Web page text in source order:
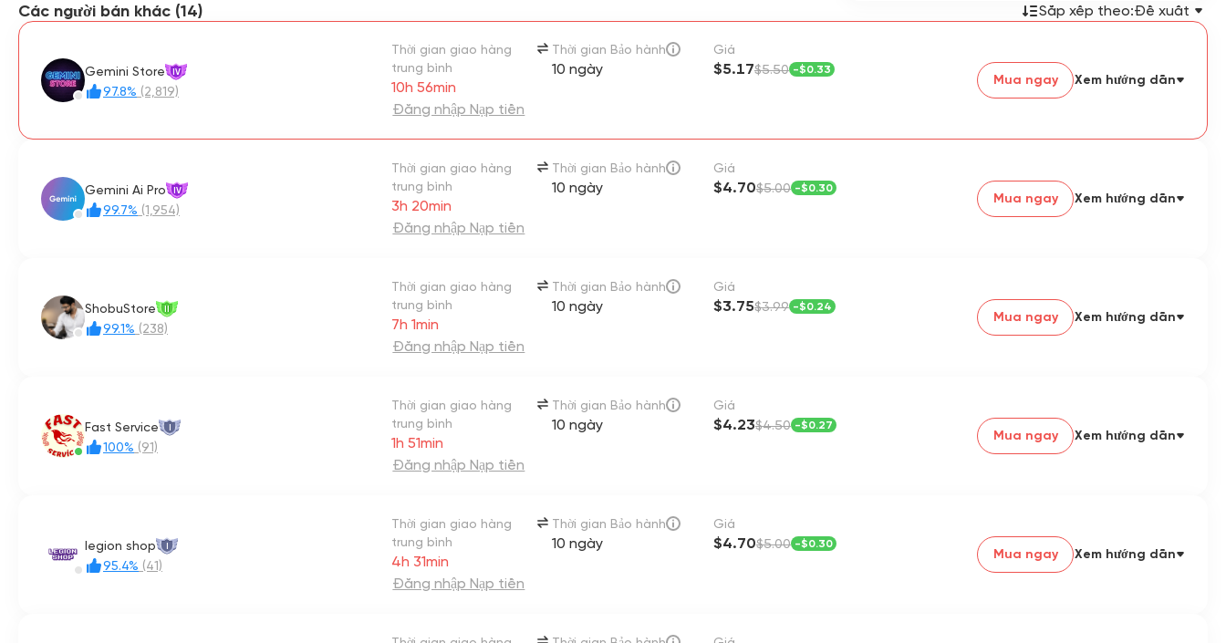
email, mật khẩu và 2FA.
✅ Tính năng Antigravity có thể có ở một số
✅ Có 1000 tín dụng mỗi tháng (Flow/Whisk)
✅ 2TB lưu trữ (Google Drive, Google Photos,
💎 Nếu bạn hài lòng, vui lòng đánh giá tốt
cho tôi. Cảm ơn!
API/IDE để tạo phần mềm độc hại, spam hoặc
vi phạm điều khoản dịch vụ của Google (lạm
Các người bán khác (14) Sắp xếp theo:Đề xuất
Gemini Store IV
97.8% (2,819)
Thời gian giao hàng
trung bình
10h 56min
Đăng nhập Nạp tiền
Thời gian Bảo hành
10 ngày
Giá
$5.17$5.50 -$0.33
Mua ngay Xem hướng dẫn
Gemini Ai Pro IV
99.7% (1,954)
Thời gian giao hàng
trung bình
3h 20min
Đăng nhập Nạp tiền
Thời gian Bảo hành
10 ngày
Giá
$4.70$5.00 -$0.30
Mua ngay Xem hướng dẫn
ShobuStore II
99.1% (238)
Thời gian giao hàng
trung bình
7h 1min
Đăng nhập Nạp tiền
Thời gian Bảo hành
10 ngày
Giá
$3.75$3.99 -$0.24
Mua ngay Xem hướng dẫn
Fast Service I
100% (91)
Thời gian giao hàng
trung bình
1h 51min
Đăng nhập Nạp tiền
Thời gian Bảo hành
10 ngày
Giá
$4.23$4.50 -$0.27
Mua ngay Xem hướng dẫn
legion shop I
95.4% (41)
Thời gian giao hàng
trung bình
4h 31min
Đăng nhập Nạp tiền
Thời gian Bảo hành
10 ngày
Giá
$4.70$5.00 -$0.30
Mua ngay Xem hướng dẫn